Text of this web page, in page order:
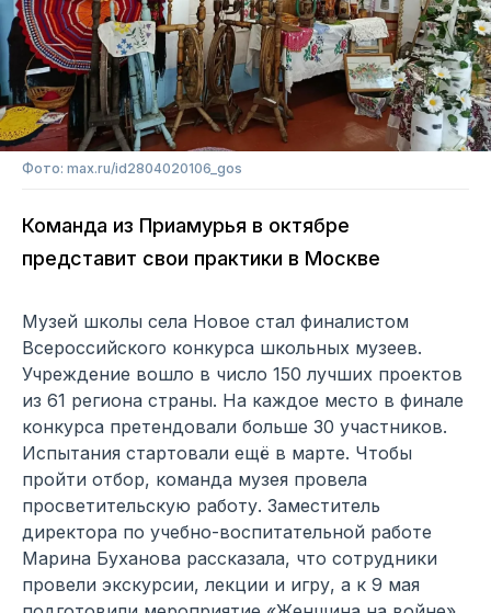
Фото: max.ru/id2804020106_gos
Команда из Приамурья в октябре
представит свои практики в Москве
Музей школы села Новое стал финалистом
Всероссийского конкурса школьных музеев.
Учреждение вошло в число 150 лучших проектов
из 61 региона страны. На каждое место в финале
конкурса претендовали больше 30 участников.
Испытания стартовали ещё в марте. Чтобы
пройти отбор, команда музея провела
просветительскую работу. Заместитель
директора по учебно-воспитательной работе
Марина Буханова рассказала, что сотрудники
провели экскурсии, лекции и игру, а к 9 мая